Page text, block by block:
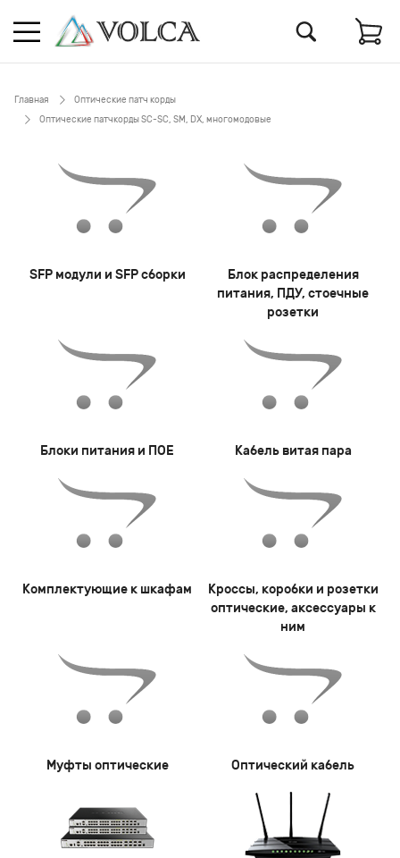
Главная
Оптические патч корды
Оптические патчкорды SC-SC, SM, DX, многомодовые
SFP модули и SFP сборки
Блок распределения
питания, ПДУ, стоечные
розетки
Блоки питания и ПОЕ Кабель витая пара
Комплектующие к шкафам
Кроссы, коробки и розетки
оптические, аксессуары к
ним
Муфты оптические Оптический кабель